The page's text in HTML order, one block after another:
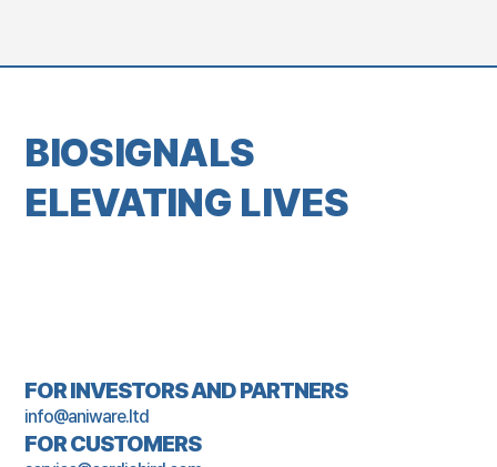
BIOSIGNALS
ELEVATING LIVES
FOR INVESTORS AND PARTNERS
info@aniware.ltd
FOR CUSTOMERS